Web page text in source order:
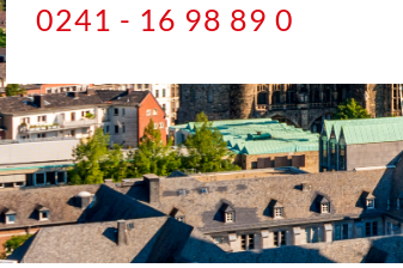
0241 - 16 98 89 0